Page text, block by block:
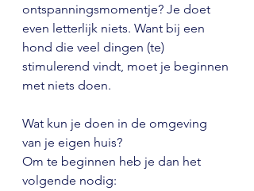
ontspanningsmomentje? Je doet
even letterlijk niets. Want bij een
hond die veel dingen (te)
stimulerend vindt, moet je beginnen
met niets doen.
Wat kun je doen in de omgeving
van je eigen huis?
Om te beginnen heb je dan het
volgende nodig: